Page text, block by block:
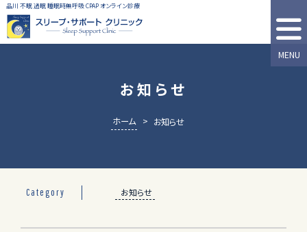
品川 不眠 過眠 睡眠時無呼吸 CPAP オンライン診療
MENU
お知らせ
ホーム > お知らせ
Category お知らせ